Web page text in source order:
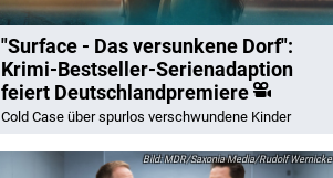
"Surface - Das versunkene Dorf":
Krimi-Bestseller-Serienadaption
feiert Deutschlandpremiere
Cold Case über spurlos verschwundene Kinder
MDR/Saxonia Media/Rudolf Wernicke